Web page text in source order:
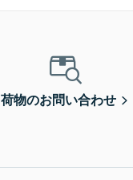
荷物のお問い合わせ